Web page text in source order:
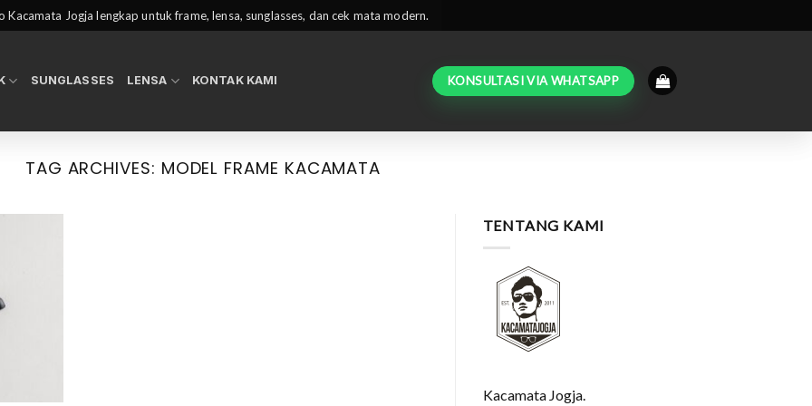
Kacamata Jogja lengkap untuk frame, lensa, sunglasses, dan cek mata modern.
SUNGLASSES LENSA KONTAK KAMI KONSULTASI VIA WHATSAPP
TAG ARCHIVES: MODEL FRAME KACAMATA
TENTANG KAMI
Kacamata Jogja.